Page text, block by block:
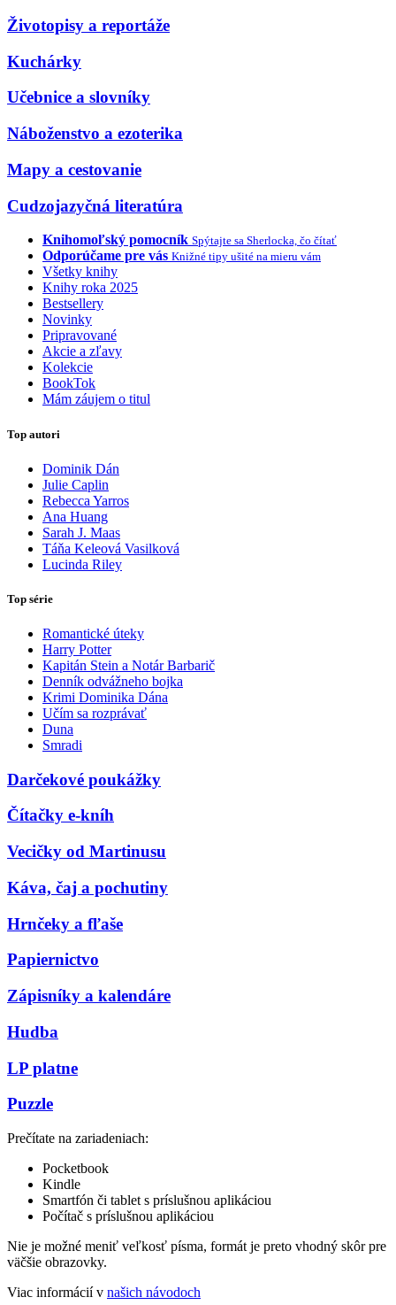
Životopisy a reportáže
Kuchárky
Učebnice a slovníky
Náboženstvo a ezoterika
Mapy a cestovanie
Cudzojazyčná literatúra
Knihomoľský pomocník Spýtajte sa Sherlocka, čo čítať
Odporúčame pre vás Knižné tipy ušité na mieru vám
Všetky knihy
Knihy roka 2025
Bestsellery
Novinky
Pripravované
Akcie a zľavy
Kolekcie
BookTok
Mám záujem o titul
Top autori
Dominik Dán
Julie Caplin
Rebecca Yarros
Ana Huang
Sarah J. Maas
Táňa Keleová Vasilková
Lucinda Riley
Top série
Romantické úteky
Harry Potter
Kapitán Stein a Notár Barbarič
Denník odvážneho bojka
Krimi Dominika Dána
Učím sa rozprávať
Duna
Smradi
Darčekové poukážky
Čítačky e-kníh
Vecičky od Martinusu
Káva, čaj a pochutiny
Hrnčeky a fľaše
Papiernictvo
Zápisníky a kalendáre
Hudba
LP platne
Puzzle
Prečítate na zariadeniach:
Pocketbook
Kindle
Smartfón či tablet s príslušnou aplikáciou
Počítač s príslušnou aplikáciou
Nie je možné meniť veľkosť písma, formát je preto vhodný skôr pre
väčšie obrazovky.
Viac informácií v našich návodoch